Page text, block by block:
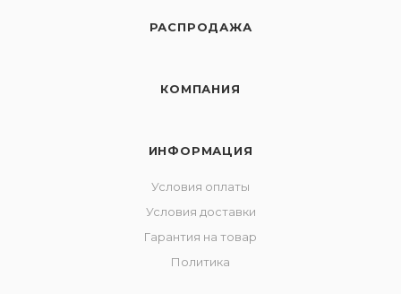
РАСПРОДАЖА
КОМПАНИЯ
ИНФОРМАЦИЯ
Условия оплаты
Условия доставки
Гарантия на товар
Политика